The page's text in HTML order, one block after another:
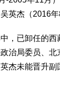
英杰（2016
已卸任的西藏
治局委员、
杰未能晋升副